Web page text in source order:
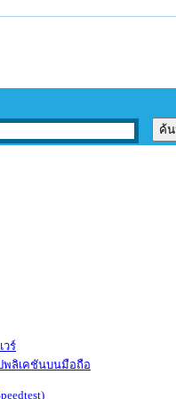
ร์
พลิเคชันบนมือถือ